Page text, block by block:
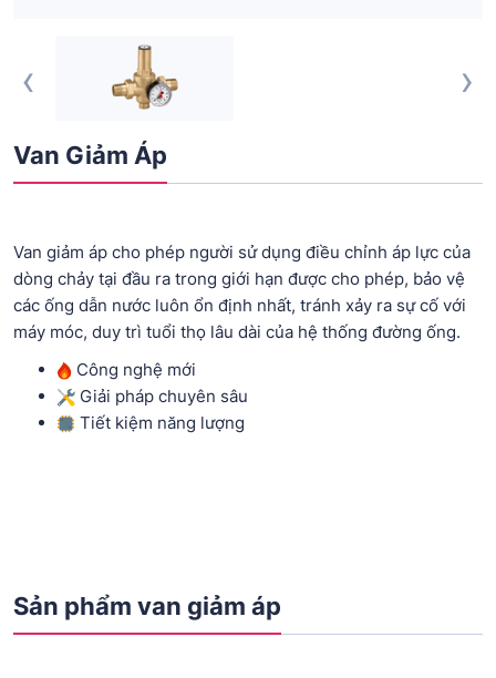
‹ ›
Van Giảm Áp
Van giảm áp cho phép người sử dụng điều chỉnh áp lực của
dòng chảy tại đầu ra trong giới hạn được cho phép, bảo vệ
các ống dẫn nước luôn ổn định nhất, tránh xảy ra sự cố với
máy móc, duy trì tuổi thọ lâu dài của hệ thống đường ống.
Công nghệ mới
Giải pháp chuyên sâu
Tiết kiệm năng lượng
Sản phẩm van giảm áp